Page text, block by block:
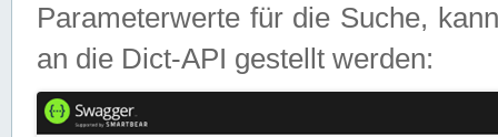
Parameterwerte für die Suche,
an die Dict-API gestellt werden: